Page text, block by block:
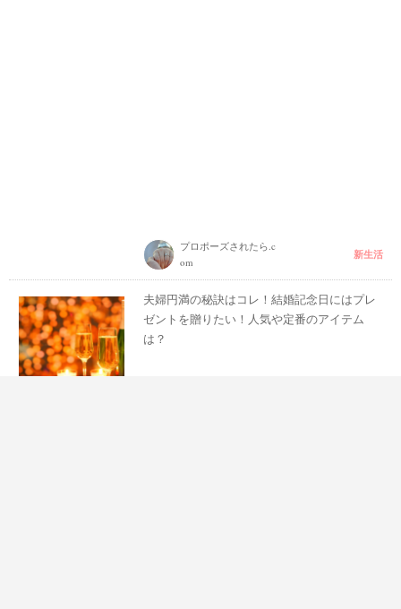
プロポーズされたら.c
om
新生活
夫婦円満の秘訣はコレ！結婚記念日にはプレ
ゼントを贈りたい！人気や定番のアイテム
は？